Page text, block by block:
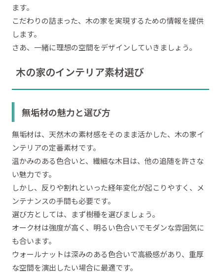
ます。
こだわりの詰まった、木の家を実現するための情報を提供
します。
さあ、一緒に理想の空間をデザインしていきましょう。
木の家のインテリア素材選び
無垢材の魅力と選び方
無垢材は、天然木の素材感をそのまま活かした、木の家イ
ンテリアの定番素材です。
温かみのある色合いと、繊細な木目は、他の追随を許さな
い魅力です。
しかし、反りや割れといった経年変化が起こりやすく、メ
ンテナンスの手間も必要です。
選び方としては、まず樹種を選びましょう。
オーク材は強度が高く、明るい色合いでモダンな雰囲気に
も合います。
ウォールナットは深みのある色合いで高級感があり、重厚
な空間を演出したい場合に最適です。